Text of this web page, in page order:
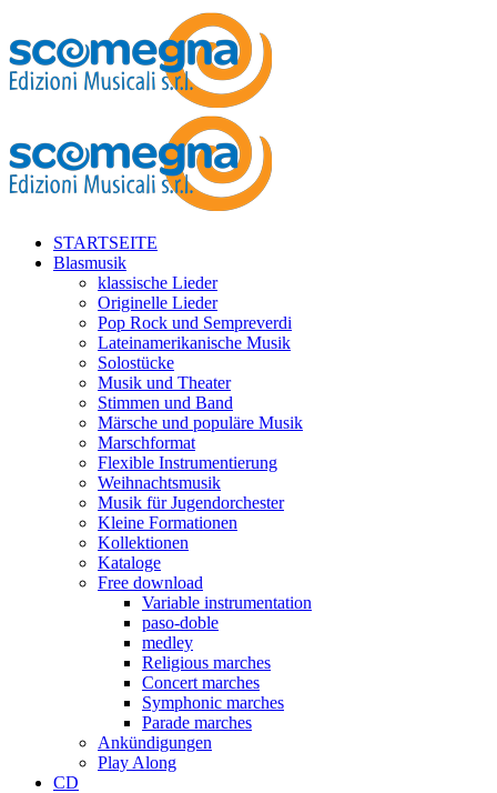
STARTSEITE
Blasmusik
klassische Lieder
Originelle Lieder
Pop Rock und Sempreverdi
Lateinamerikanische Musik
Solostücke
Musik und Theater
Stimmen und Band
Märsche und populäre Musik
Marschformat
Flexible Instrumentierung
Weihnachtsmusik
Musik für Jugendorchester
Kleine Formationen
Kollektionen
Kataloge
Free download
Variable instrumentation
paso-doble
medley
Religious marches
Concert marches
Symphonic marches
Parade marches
Ankündigungen
Play Along
CD